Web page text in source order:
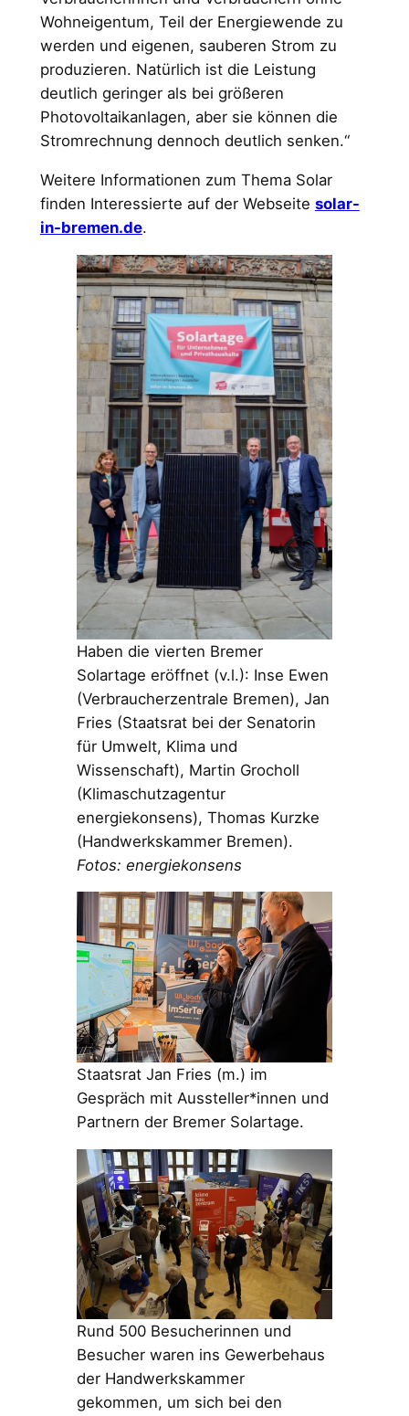
Wohneigentum, Teil der Energiewende zu
werden und eigenen, sauberen Strom zu
produzieren. Natürlich ist die Leistung
deutlich geringer als bei größeren
Photovoltaikanlagen, aber sie können die
Stromrechnung dennoch deutlich senken.“
Weitere Informationen zum Thema Solar
finden Interessierte auf der Webseite solar-
in-bremen.de.
Haben die vierten Bremer
Solartage eröffnet (v.l.): Inse Ewen
(Verbraucherzentrale Bremen), Jan
Fries (Staatsrat bei der Senatorin
für Umwelt, Klima und
Wissenschaft), Martin Grocholl
(Klimaschutzagentur
energiekonsens), Thomas Kurzke
(Handwerkskammer Bremen).
Fotos: energiekonsens
Staatsrat Jan Fries (m.) im
Gespräch mit Aussteller*innen und
Partnern der Bremer Solartage.
Rund 500 Besucherinnen und
Besucher waren ins Gewerbehaus
der Handwerkskammer
gekommen, um sich bei den